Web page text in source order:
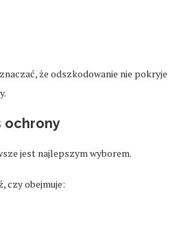
że odszkodowanie nie pokryje
ochrony
jest najlepszym wyborem.
czy obejmuje: